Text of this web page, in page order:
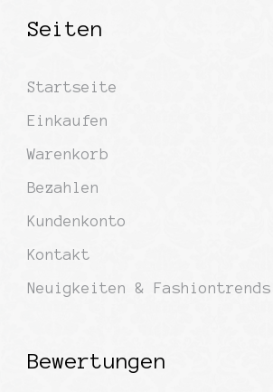
Seiten
Startseite
Einkaufen
Warenkorb
Bezahlen
Kundenkonto
Kontakt
Neuigkeiten & Fashiontrends
Bewertungen